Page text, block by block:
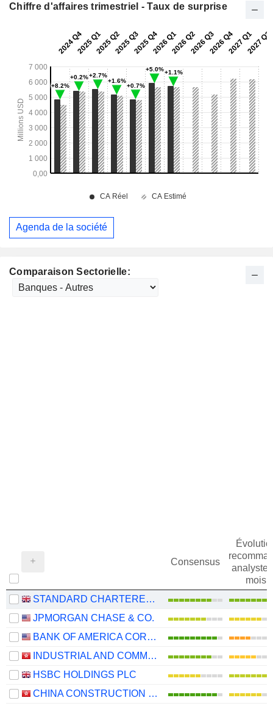
Comparaison Sectorielle:
Consensus
mois
STANDARD CHARTERED PLC
JPMORGAN CHASE & CO.
BANK OF AMERICA CORPORATION
INDUSTRIAL AND COMMERCIAL BANK OF CHINA LIMITED
HSBC HOLDINGS PLC
CHINA CONSTRUCTION BANK CORPORATION
Chiffre d'affaires trimestriel - Taux de surprise
Agenda de la société